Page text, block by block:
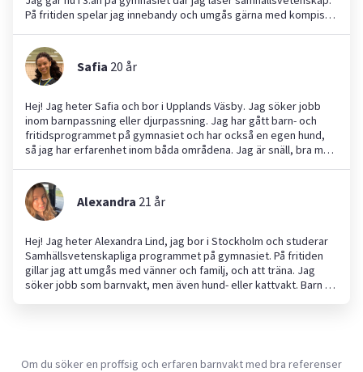
hundar tidigare. Jag är en mycket hjälpsam och allmänbildad tjej
inom alla ämnen och menar därav att jag vore en bra match till
dig som söker läxhjälp till dig själv, dina barn osv. Jag är även
flexibel och är villig att resa inom Stockholms kommun för
arbete.
På fritiden spelar jag innebandy och umgås gärna med kompisar.
gett mig värdefull erfarenhet av att arbeta med barn. Jag brukar
också passa mina små kusiner på sommaren. Jag tycker att det
är viktigt att skapa trygghet och ha roligt tillsammans med
barnen. Ser fram emot att hjälpa till hos er!
Safia 20 år
Hej! Jag heter Safia och bor i Upplands Väsby. Jag söker jobb
inom barnpassning eller djurpassning. Jag har gått barn- och
fritidsprogrammet på gymnasiet och har också en egen hund,
så jag har erfarenhet inom båda områdena. Jag är snäll, bra med
hårt. Dessutom är jag flytande i både svenska och engelska. Jag
ser fram emot att höra från er! Ha det så bra!
Alexandra 21 år
Hej! Jag heter Alexandra Lind, jag bor i Stockholm och studerar
Samhällsvetenskapliga programmet på gymnasiet. På fritiden
gillar jag att umgås med vänner och familj, och att träna. Jag
söker jobb som barnvakt, men även hund- eller kattvakt. Barn är
är yngre än mig som jag även hjälpt till att passa vid behov. Jag
Om du söker en proffsig och erfaren barnvakt med bra referenser